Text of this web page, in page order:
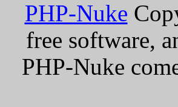
PHP-Nuke
free software,
PHP-Nuke